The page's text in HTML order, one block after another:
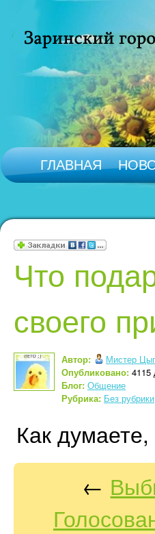
ГЛАВНАЯ
Что
своего
Автор:
Мистер
Опубликовано: 4115
Блог: Общение
Рубрика: Без рубрики
Как
←